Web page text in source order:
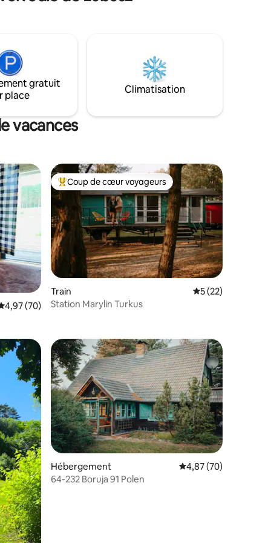
Quoi
gratuit
place
Climatisation
vacances
: 5 sur 5
moyenne sur la base de 70 commentaires : 4,97 sur 5
4,97 (70)
Coups de cœur voyageurs les plus appréciés
Coup de cœur voyageurs
Train Évaluation
5 (22)
Station Marylin Turkus
: 5 sur 5
Hébergement Évaluation moyenne
4,87 (70)
64-232 Boruja 91 Polen